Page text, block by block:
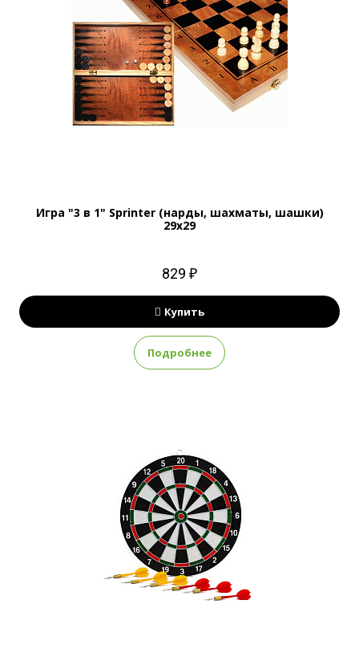
Игра "3 в 1" Sprinter (нарды, шахматы, шашки)
29x29
829 ₽
Купить
Подробнее